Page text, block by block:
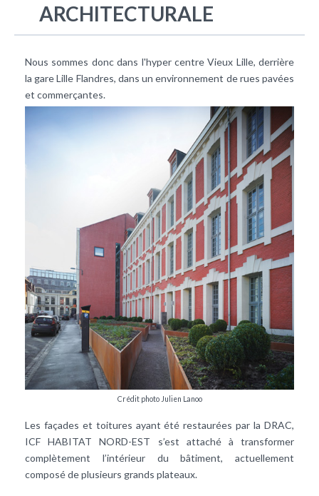
ARCHITECTURALE
Nous sommes donc dans l'hyper centre Vieux Lille, derrière
la gare Lille Flandres, dans un environnement de rues pavées
et commerçantes.
Crédit photo Julien Lanoo
Les façades et toitures ayant été restaurées par la DRAC,
ICF HABITAT NORD-EST s’est attaché à transformer
complètement l’intérieur du bâtiment, actuellement
composé de plusieurs grands plateaux.